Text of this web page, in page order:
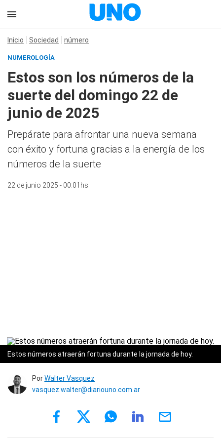
Inicio Sociedad número
NUMEROLOGÍA
Estos son los números de la
suerte del domingo 22 de
junio de 2025
Prepárate para afrontar una nueva semana
con éxito y fortuna gracias a la energía de los
números de la suerte
22 de junio 2025 - 00:01hs
Estos números atraerán fortuna durante la jornada de hoy.
PorWalter Vasquez
vasquez.walter@diariouno.com.ar